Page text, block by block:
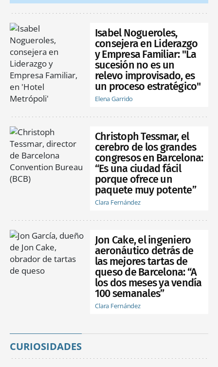
Isabel Nogueroles,
consejera en Liderazgo
y Empresa Familiar: "La
sucesión no es un
relevo improvisado, es
un proceso estratégico"
Elena Garrido
Christoph Tessmar, el
cerebro de los grandes
congresos en Barcelona:
“Es una ciudad fácil
porque ofrece un
paquete muy potente”
Clara Fernández
Jon Cake, el ingeniero
aeronáutico detrás de
las mejores tartas de
queso de Barcelona: “A
los dos meses ya vendía
100 semanales”
Clara Fernández
CURIOSIDADES